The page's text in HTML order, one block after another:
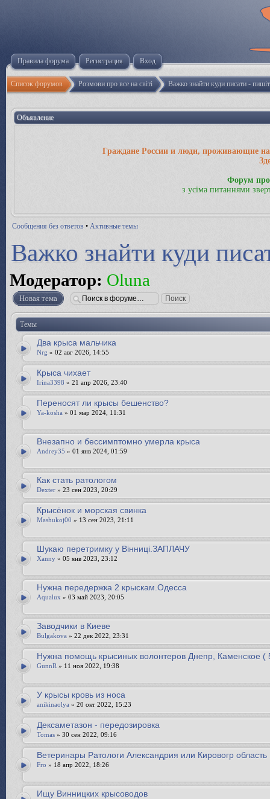
Правила форума Регистрация Вход
Список форумов Розмови про все на світі Важко знайти куди писати -
Объявление
Граждане России и люди, проживающие на
Форум
з усіма питаннями
Сообщения без ответов • Активные темы
Важко знайти куди
Модератор: Oluna
Новая тема
Темы
Два крыса мальчика
Nrg » 02 авг 2026, 14:55
Крыса чихает
Irina3398 » 21 апр 2026, 23:40
Переносят ли крысы бешенство?
Ya-kosha » 01 мар 2024, 11:31
Внезапно и бессимптомно умерла крыса
Andrey35 » 01 янв 2024, 01:59
Как стать ратологом
Dexter » 23 сен 2023, 20:29
Крысёнок и морская свинка
Mashukoj00 » 13 сен 2023, 21:11
Шукаю перетримку у Вінниці.ЗАПЛАЧУ
Xanny » 05 янв 2023, 23:12
Нужна передержка 2 крыскам.Одесса
Aqualux » 03 май 2023, 20:05
Заводчики в Киеве
Bulgakova » 22 дек 2022, 23:31
Нужна помощь крысиных волонтеров Днепр, Каменское (
GunnR » 11 ноя 2022, 19:38
У крысы кровь из носа
anikinaolya » 20 окт 2022, 15:23
Дексаметазон - передозировка
Tomas » 30 сен 2022, 09:16
Ветеринары Ратологи Александрия или Кировогр область
Fro » 18 апр 2022, 18:26
Ищу Винницких крысоводов